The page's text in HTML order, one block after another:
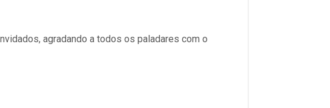
agradando a todos os paladares com o